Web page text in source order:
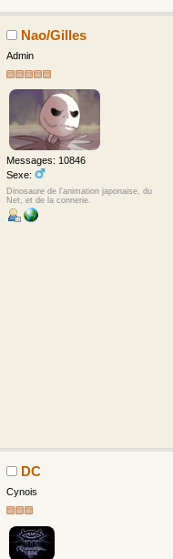
Nao/Gilles
Admin
Messages: 10846
Sexe:
Dinosaure de l'animation japonaise, du
Net, et de la connerie.
DC
Cynois